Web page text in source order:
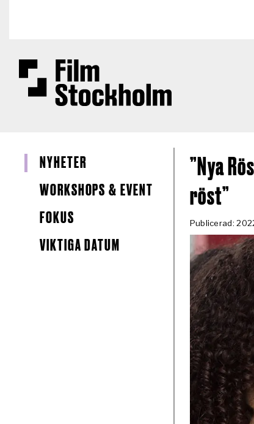
NYHETER
WORKSHOPS & EVENT
FOKUS
VIKTIGA DATUM
”Nya
röst”
Publicerad: